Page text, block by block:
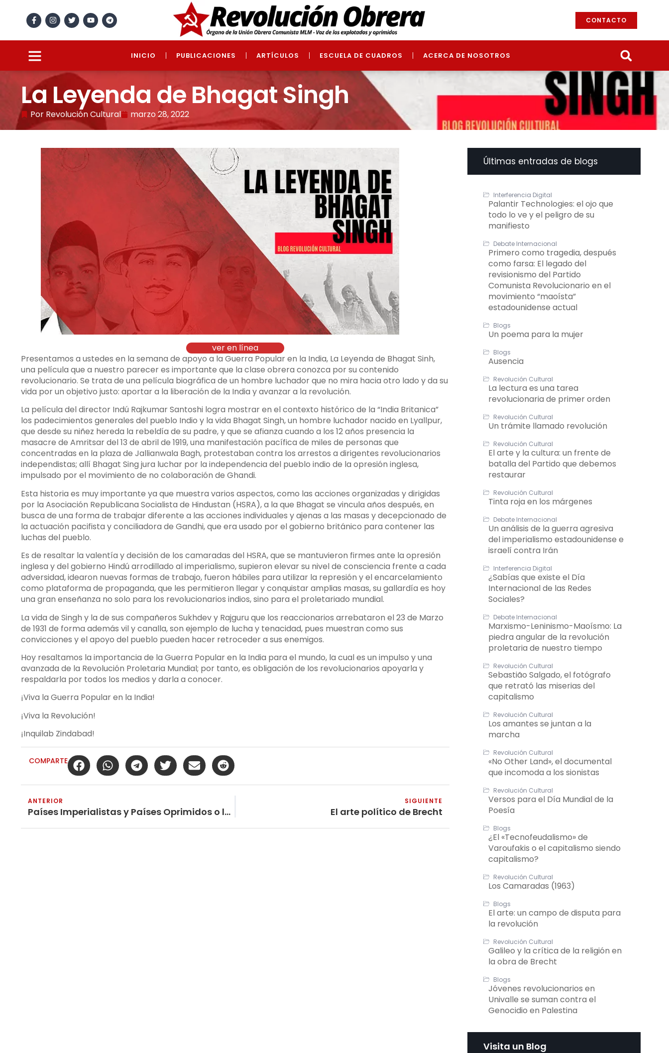
CONTACTO
INICIO PUBLICACIONES ARTÍCULOS ESCUELA DE CUADROS ACERCA DE NOSOTROS
La Leyenda de Bhagat Singh
Por Revolución Cultural marzo 28, 2022
ver en línea
Presentamos a ustedes en la semana de apoyo a la Guerra Popular en la India, La Leyenda de Bhagat Sinh,
una película que a nuestro parecer es importante que la clase obrera conozca por su contenido
revolucionario. Se trata de una película biográfica de un hombre luchador que no mira hacia otro lado y da su
vida por un objetivo justo: aportar a la liberación de la India y avanzar a la revolución.
La película del director Indú Rajkumar Santoshi logra mostrar en el contexto histórico de la “India Britanica”
los padecimientos generales del pueblo Indio y la vida Bhagat Singh, un hombre luchador nacido en Lyallpur,
que desde su niñez hereda la rebeldía de su padre, y que se afianza cuando a los 12 años presencia la
masacre de Amritsar del 13 de abril de 1919, una manifestación pacífica de miles de personas que
concentradas en la plaza de Jallianwala Bagh, protestaban contra los arrestos a dirigentes revolucionarios
independistas; allí Bhagat Sing jura luchar por la independencia del pueblo indio de la opresión inglesa,
impulsado por el movimiento de no colaboración de Ghandi.
Esta historia es muy importante ya que muestra varios aspectos, como las acciones organizadas y dirigidas
por la Asociación Republicana Socialista de Hindustan (HSRA), a la que Bhagat se vincula años después, en
busca de una forma de trabajar diferente a las acciones individuales y ajenas a las masas y decepcionado de
la actuación pacifista y conciliadora de Gandhi, que era usado por el gobierno británico para contener las
luchas del pueblo.
Es de resaltar la valentía y decisión de los camaradas del HSRA, que se mantuvieron firmes ante la opresión
inglesa y del gobierno Hindú arrodillado al imperialismo, supieron elevar su nivel de consciencia frente a cada
adversidad, idearon nuevas formas de trabajo, fueron hábiles para utilizar la represión y el encarcelamiento
como plataforma de propaganda, que les permitieron llegar y conquistar amplias masas, su gallardía es hoy
una gran enseñanza no solo para los revolucionarios indios, sino para el proletariado mundial.
La vida de Singh y la de sus compañeros Sukhdev y Rajguru que los reaccionarios arrebataron el 23 de Marzo
de 1931 de forma además vil y canalla, son ejemplo de lucha y tenacidad, pues muestran como sus
convicciones y el apoyo del pueblo pueden hacer retroceder a sus enemigos.
Hoy resaltamos la importancia de la Guerra Popular en la India para el mundo, la cual es un impulso y una
avanzada de la Revolución Proletaria Mundial; por tanto, es obligación de los revolucionarios apoyarla y
respaldarla por todos los medios y darla a conocer.
¡Viva la Guerra Popular en la India!
¡Viva la Revolución!
¡Inquilab Zindabad!
COMPARTE
ANTERIOR
Países Imperialistas y Países Oprimidos o la Teoría de los Tres Mundos
SIGUIENTE
El arte político de Brecht
Últimas entradas de blogs
Interferencia Digital
Palantir Technologies: el ojo que
todo lo ve y el peligro de su
manifiesto
Debate Internacional
Primero como tragedia, después
como farsa: El legado del
revisionismo del Partido
Comunista Revolucionario en el
movimiento “maoísta”
estadounidense actual
Blogs
Un poema para la mujer
Blogs
Ausencia
Revolución Cultural
La lectura es una tarea
revolucionaria de primer orden
Revolución Cultural
Un trámite llamado revolución
Revolución Cultural
El arte y la cultura: un frente de
batalla del Partido que debemos
restaurar
Revolución Cultural
Tinta roja en los márgenes
Debate Internacional
Un análisis de la guerra agresiva
del imperialismo estadounidense e
israelí contra Irán
Interferencia Digital
¿Sabías que existe el Día
Internacional de las Redes
Sociales?
Debate Internacional
Marxismo-Leninismo-Maoísmo: La
piedra angular de la revolución
proletaria de nuestro tiempo
Revolución Cultural
Sebastião Salgado, el fotógrafo
que retrató las miserias del
capitalismo
Revolución Cultural
Los amantes se juntan a la
marcha
Revolución Cultural
«No Other Land», el documental
que incomoda a los sionistas
Revolución Cultural
Versos para el Día Mundial de la
Poesía
Blogs
¿El «Tecnofeudalismo» de
Varoufakis o el capitalismo siendo
capitalismo?
Revolución Cultural
Los Camaradas (1963)
Blogs
El arte: un campo de disputa para
la revolución
Revolución Cultural
Galileo y la crítica de la religión en
la obra de Brecht
Blogs
Jóvenes revolucionarios en
Univalle se suman contra el
Genocidio en Palestina
Visita un Blog